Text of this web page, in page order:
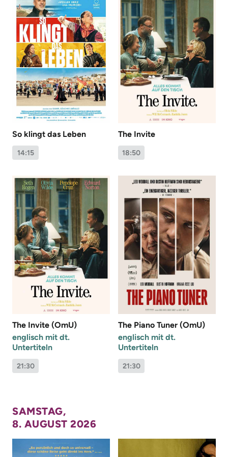
So klingt das Leben
14:15
The Invite
18:50
The Invite (OmU)
englisch mit dt.
Untertiteln
21:30
The Piano Tuner (OmU)
englisch mit dt.
Untertiteln
21:30
SAMSTAG,
8. AUGUST 2026